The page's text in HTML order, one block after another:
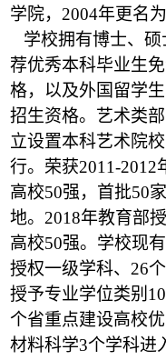
学院，2004年更名
学校拥有博士、
荐优秀本科毕业生
格，以及外国留学
招生资格。艺术类
立设置本科艺术院
行。荣获2011-
高校50强，首批50
地。 2018年教育部
高校50强。 学校现
授权一级学科、26
授予专业学位类别
个省重点建设高校
材料科学3个学科进